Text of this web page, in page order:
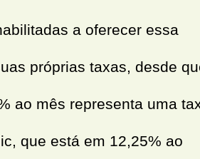
a oferecer essa
próprias taxas, desde
ao mês representa uma
que está em 12,25% ao